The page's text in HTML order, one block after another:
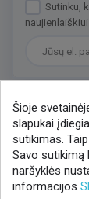
Sutinku,
+370 37
Šioje
slapukai
sutikimas.
Savo sutikimą
naršyklės
informacijos